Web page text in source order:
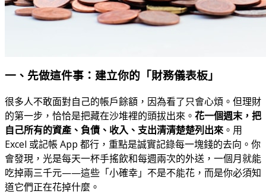
一、先做這件事：建立你的「財務儀表板」
很多人不敢面對自己的帳戶餘額，因為看了只會心煩。但理財
的第一步，恰恰是把藏在沙堆裡的頭拔出來。 花一個週末，把
自己所有的資產、負債、收入、支出清清楚楚列出來 。用
Excel 或記帳 App 都行，重點是誠實記錄每一塊錢的去向。你
會發現，光是每天一杯手搖飲和每週兩次的外送，一個月就能
吃掉兩三千元——這些「小確幸」不是不能花，而是你必須知
道它們正在花掉什麼。